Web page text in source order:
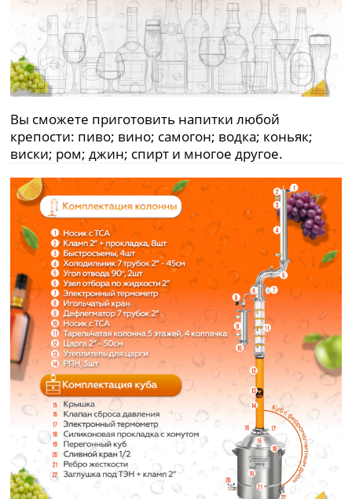
Вы сможете приготовить напитки любой
крепости: пиво; вино; самогон; водка; коньяк;
виски; ром; джин; спирт и многое другое.